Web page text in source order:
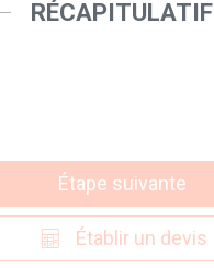
RÉCAPITULATIF
Étape suivante
Établir un devis